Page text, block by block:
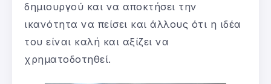
δημιουργού και να αποκτήσει την
ικανότητα να πείσει και άλλους ότι η ιδέα
του είναι καλή και αξίζει να
χρηματοδοτηθεί.